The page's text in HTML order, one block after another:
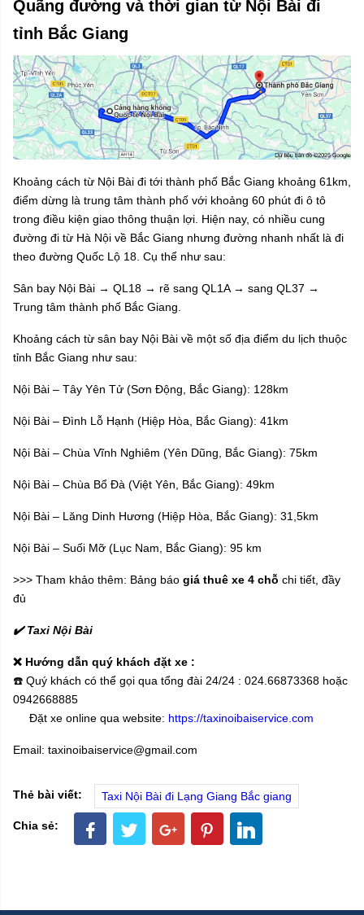
Quãng đường và thời gian từ Nội Bài đi
tỉnh Bắc Giang
Khoảng cách từ Nội Bài đi tới thành phố Bắc Giang khoảng 61km,
điểm dừng là trung tâm thành phố với khoảng 60 phút đi ô tô
trong điều kiện giao thông thuận lợi. Hiện nay, có nhiều cung
đường đi từ Hà Nội về Bắc Giang nhưng đường nhanh nhất là đi
theo đường Quốc Lộ 18. Cụ thể như sau:
Sân bay Nội Bài → QL18 → rẽ sang QL1A → sang QL37 →
Trung tâm thành phố Bắc Giang.
Khoảng cách từ sân bay Nội Bài về một số địa điểm du lịch thuộc
tỉnh Bắc Giang như sau:
Nội Bài – Tây Yên Tử (Sơn Động, Bắc Giang): 128km
Nội Bài – Đình Lỗ Hạnh (Hiệp Hòa, Bắc Giang): 41km
Nội Bài – Chùa Vĩnh Nghiêm (Yên Dũng, Bắc Giang): 75km
Nội Bài – Chùa Bổ Đà (Việt Yên, Bắc Giang): 49km
Nội Bài – Lăng Dinh Hương (Hiệp Hòa, Bắc Giang): 31,5km
Nội Bài – Suối Mỡ (Lục Nam, Bắc Giang): 95 km
>>> Tham khảo thêm: Bảng báo giá thuê xe 4 chỗ chi tiết, đầy
đủ
✔️ Taxi Nội Bài
❌ Hướng dẫn quý khách đặt xe :
☎️ Quý khách có thể gọi qua tổng đài 24/24 : 024.66873368 hoặc
0942668885
Đặt xe online qua website: https://taxinoibaiservice.com
Email: taxinoibaiservice@gmail.com
Thẻ bài viết: Taxi Nội Bài đi Lạng Giang Bắc giang
Chia sẻ: